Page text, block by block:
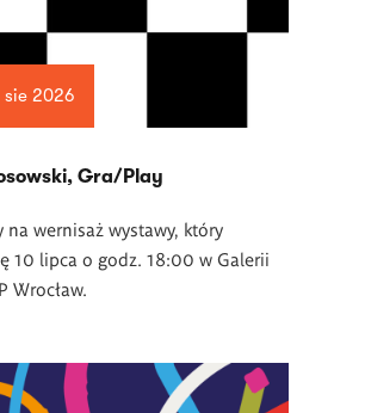
sie 2026
Gra/Play
na wernisaż wystawy, który
10 lipca o godz. 18:00 w Galerii
Wrocław.